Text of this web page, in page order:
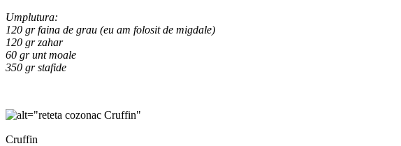
Umplutura:
120 gr faina de grau (eu am folosit de migdale)
120 gr zahar
60 gr unt moale
350 gr stafide
Cruffin